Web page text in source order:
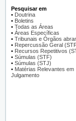
Pesquisar em
• Doutrina
• Boletins
• Todas as Áreas
• Áreas Específicas
• Tribunais e Órgãos
• Repercussão Geral
• Recursos Repetitivos
• Súmulas (STF)
• Súmulas (STJ)
• Matérias Relevantes em
Julgamento